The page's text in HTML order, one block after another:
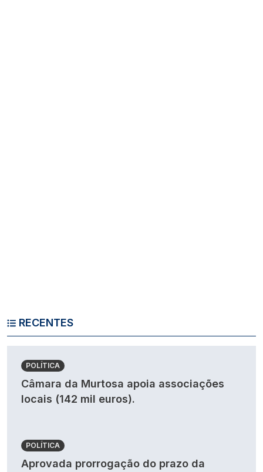
RECENTES
POLÍTICA
Câmara da Murtosa apoia associações
locais (142 mil euros).
POLÍTICA
Aprovada prorrogação do prazo da